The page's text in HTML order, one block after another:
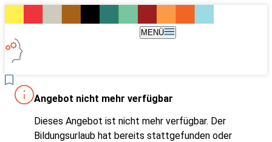
MENÜ
Angebot nicht mehr verfügbar
Dieses Angebot ist nicht mehr verfügbar. Der
Bildungsurlaub hat bereits stattgefunden oder